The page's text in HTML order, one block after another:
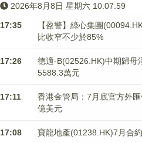
2026年8月8日 星期六 10:07:59
17:35
【盈警】綠心集團
比收窄不少於85%
17:26
德適-B(02526.HK)中期歸母
5588.3萬元
17:11
香港金管局：7月底官方外
億美元
17:08 寶龍地產(01238.HK)7月合